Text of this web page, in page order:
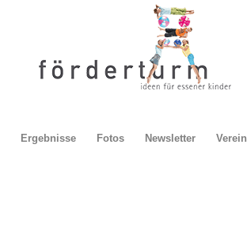
Ergebnisse Fotos Newsletter Verein